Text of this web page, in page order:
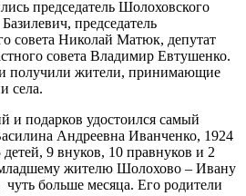
председатель Шолоховского
председатель
совета Николай Матюк, депутат
совета Владимир Евтушенко.
получили жители, принимающие
села.
и подарков удостоился самый
Андреевна Иванченко, 1924
9 внуков, 10 правнуков и 2
жителю Шолохово – Ивану
больше месяца. Его родители